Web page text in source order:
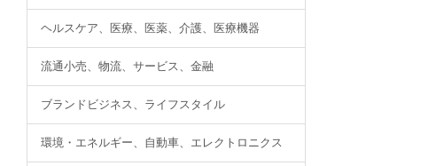
ヘルスケア、医療、医薬、介護、医療機器
流通小売、物流、サービス、金融
ブランドビジネス、ライフスタイル
環境・エネルギー、自動車、エレクトロニクス